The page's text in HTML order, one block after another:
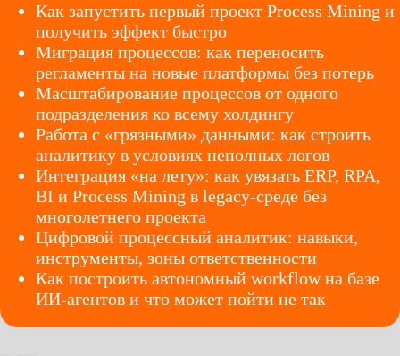
Как запустить первый проект Process Mining и
получить эффект быстро
Миграция процессов: как переносить
регламенты на новые платформы без потерь
Масштабирование процессов от одного
подразделения ко всему холдингу
Работа с «грязными» данными: как строить
аналитику в условиях неполных логов
Интеграция «на лету»: как увязать ERP, RPA,
BI и Process Mining в legacy-среде без
многолетнего проекта
Цифровой процессный аналитик: навыки,
инструменты, зоны ответственности
Как построить автономный workflow на базе
ИИ-агентов и что может пойти не так